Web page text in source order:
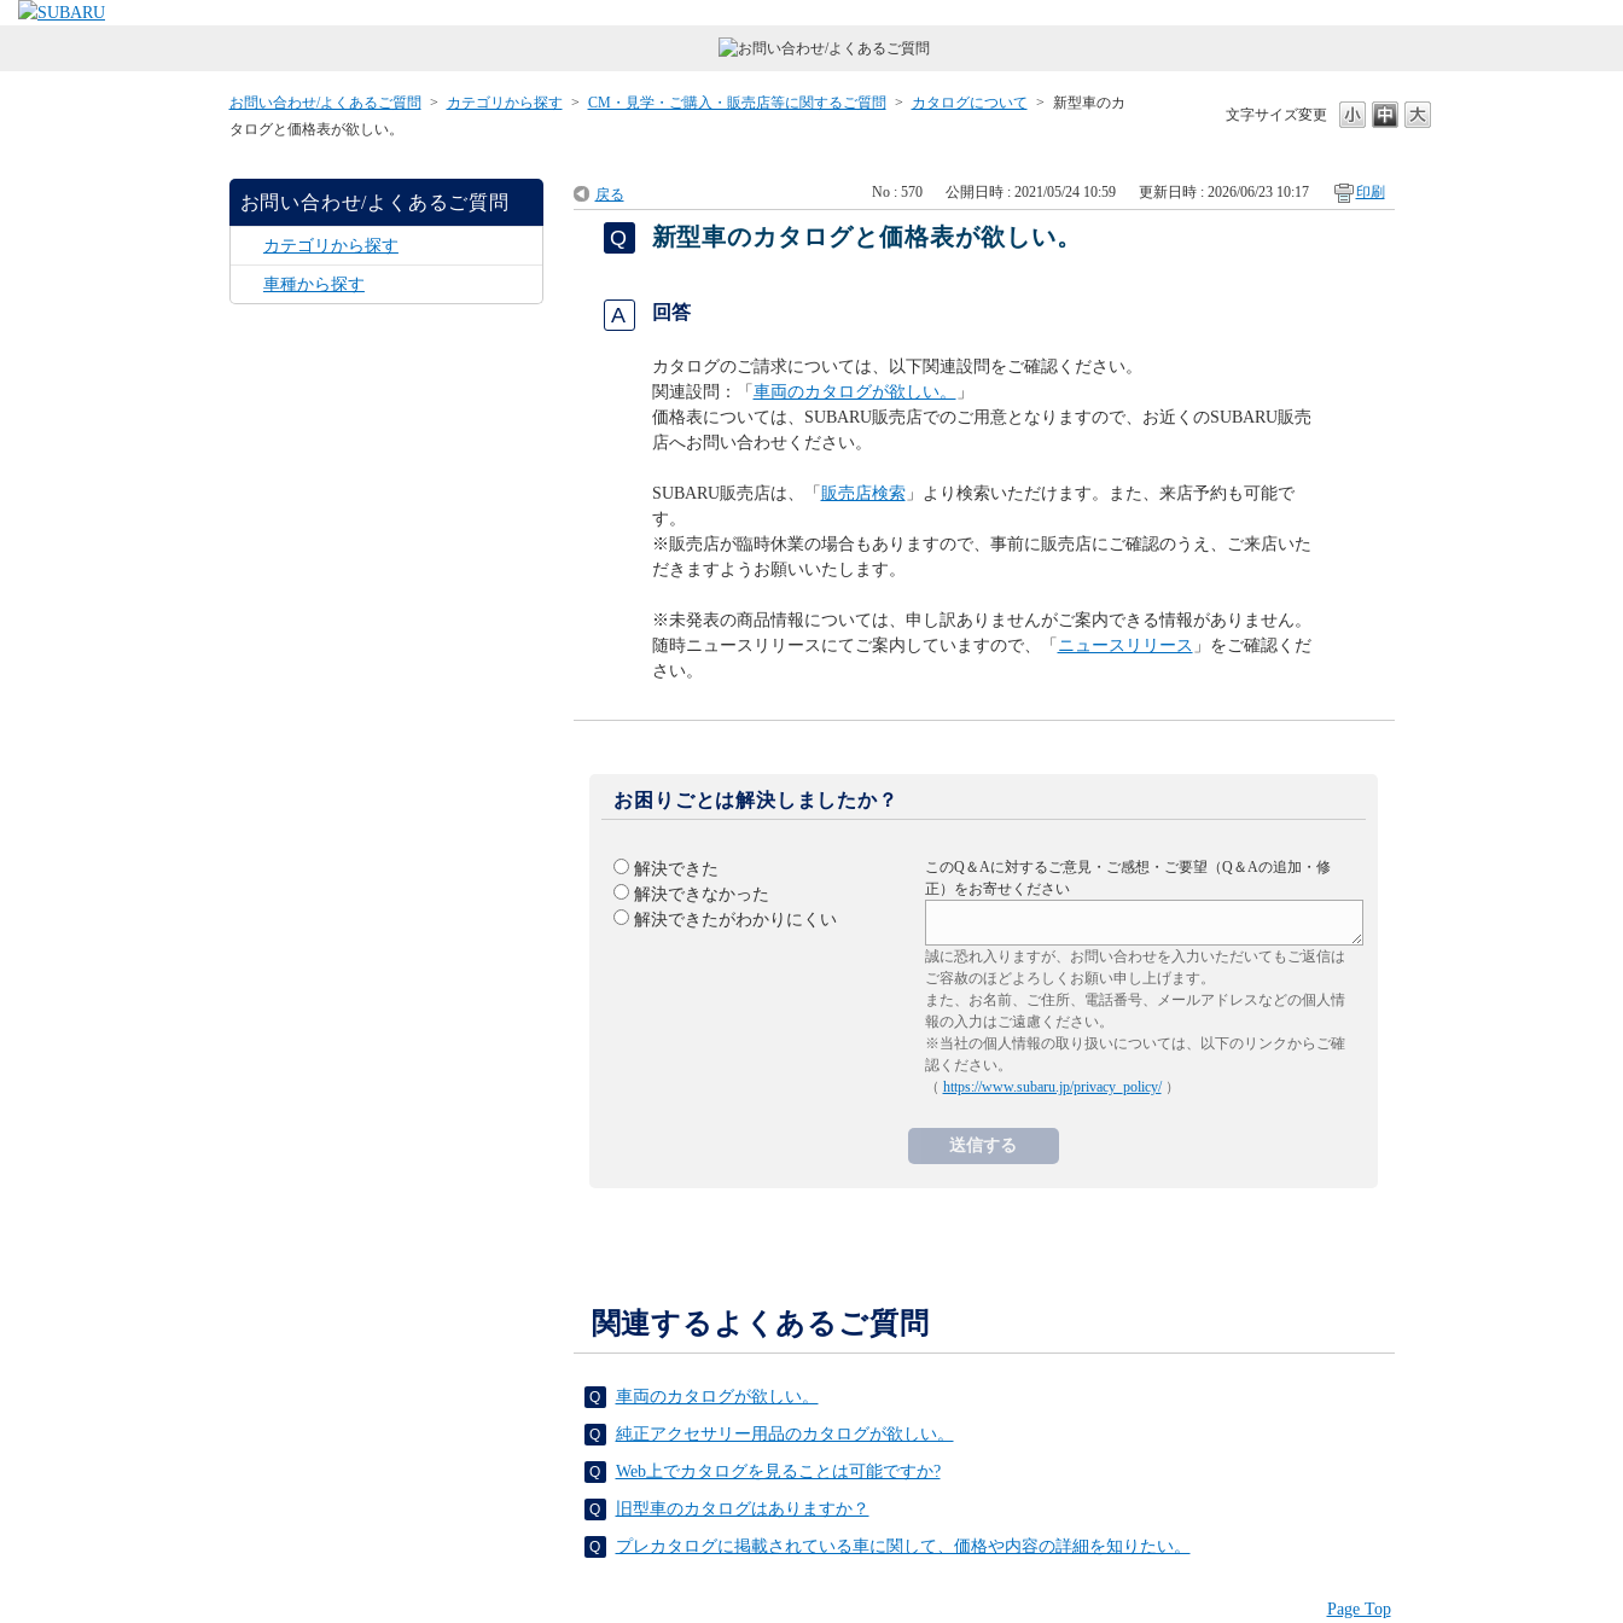
文字サイズ変更
お問い合わせ/よくあるご質問 > カテゴリから探す > CM・見学・ご購入・販売店等に関するご質問 > カタログについて > 新型車のカ
タログと価格表が欲しい。
お問い合わせ/よくあるご質問
カテゴリから探す
車種から探す
戻る No : 570 公開日時 : 2021/05/24 10:59 更新日時 : 2026/06/23 10:17 印刷
新型車のカタログと価格表が欲しい。
回答
カタログのご請求については、以下関連設問をご確認ください。
関連設問：「 車両のカタログが欲しい。
」
価格表については、SUBARU販売店でのご用意となりますので、お近くのSUBARU販売
店へお問い合わせください。
SUBARU販売店は、「 販売店検索」より検索いただけます。また、来店予約も可能で
す。
※販売店が臨時休業の場合もありますので、事前に販売店にご確認のうえ、ご来店いた
だきますようお願いいたします。
※未発表の商品情報については、申し訳ありませんがご案内できる情報がありません。
随時ニュースリリースにてご案内していますので、「 ニュースリリース 」をご確認くだ
さい。
お困りごとは解決しましたか？
解決できた
解決できなかった
解決できたがわかりにくい
このQ＆Aに対するご意見・ご感想・ご要望（Q＆Aの追加・修
正）をお寄せください
誠に恐れ入りますが、お問い合わせを入力いただいてもご返信は
ご容赦のほどよろしくお願い申し上げます。
また、お名前、ご住所、電話番号、メールアドレスなどの個人情
報の入力はご遠慮ください。
※当社の個人情報の取り扱いについては、以下のリンクからご確
認ください。
（ https://www.subaru.jp/privacy_policy/）
関連するよくあるご質問
車両のカタログが欲しい。
純正アクセサリー用品のカタログが欲しい。
Web上でカタログを見ることは可能ですか?
旧型車のカタログはありますか？
プレカタログに掲載されている車に関して、価格や内容の詳細を知りたい。
Page Top